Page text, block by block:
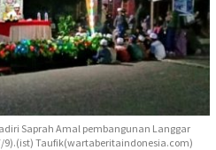
Saprah Amal pembangunan Langgar
9).(ist) Taufik(wartaberitaindonesia.com)